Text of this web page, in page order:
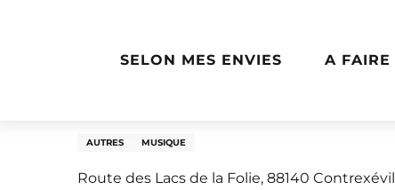
SELON MES ENVIES A FAIRE
AUTRES MUSIQUE
Route des Lacs de la Folie, 88140